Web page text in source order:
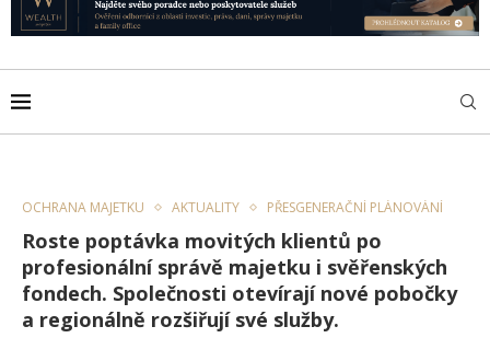
OCHRANA MAJETKU AKTUALITY PŘESGENERAČNÍ PLÁNOVÁNÍ
Roste poptávka movitých klientů po
profesionální správě majetku i svěřenských
fondech. Společnosti otevírají nové pobočky
a regionálně rozšiřují své služby.